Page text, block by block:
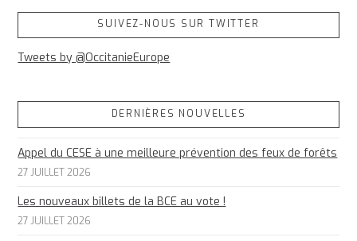
SUIVEZ-NOUS SUR TWITTER
Tweets by @OccitanieEurope
DERNIÈRES NOUVELLES
Appel du CESE à une meilleure prévention des feux de forêts
27 JUILLET 2026
Les nouveaux billets de la BCE au vote !
27 JUILLET 2026